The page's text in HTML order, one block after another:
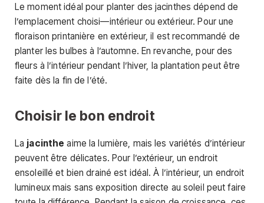
Le moment idéal pour planter des jacinthes dépend de
l’emplacement choisi—intérieur ou extérieur. Pour une
floraison printanière en extérieur, il est recommandé de
planter les bulbes à l’automne. En revanche, pour des
fleurs à l’intérieur pendant l’hiver, la plantation peut être
faite dès la fin de l’été.
Choisir le bon endroit
La jacinthe aime la lumière, mais les variétés d’intérieur
peuvent être délicates. Pour l’extérieur, un endroit
ensoleillé et bien drainé est idéal. À l’intérieur, un endroit
lumineux mais sans exposition directe au soleil peut faire